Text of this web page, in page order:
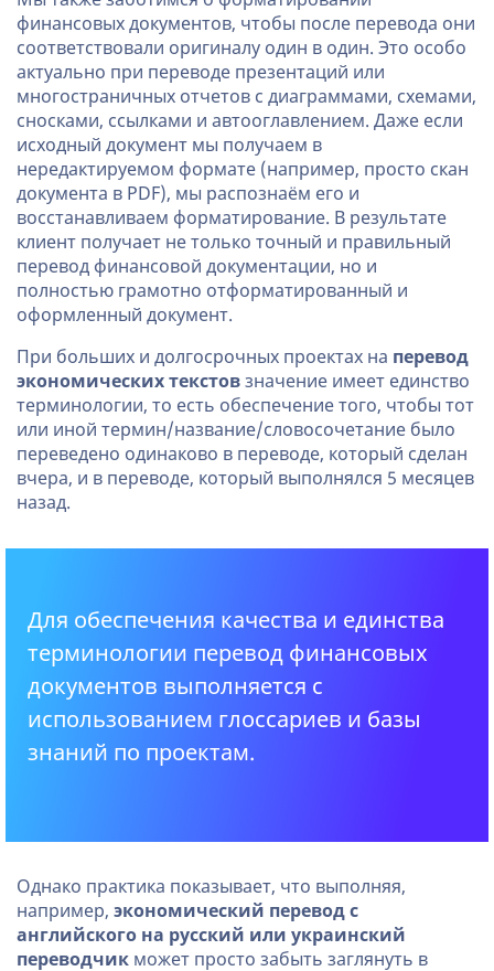
финансовых документов, чтобы после перевода они
соответствовали оригиналу один в один. Это особо
актуально при переводе презентаций или
многостраничных отчетов с диаграммами, схемами,
сносками, ссылками и автооглавлением. Даже если
исходный документ мы получаем в
нередактируемом формате (например, просто скан
документа в PDF), мы распознаём его и
восстанавливаем форматирование. В результате
клиент получает не только точный и правильный
перевод финансовой документации, но и
полностью грамотно отформатированный и
оформленный документ.
При больших и долгосрочных проектах на перевод
экономических текстов значение имеет единство
терминологии, то есть обеспечение того, чтобы тот
или иной термин/название/словосочетание было
переведено одинаково в переводе, который сделан
вчера, и в переводе, который выполнялся 5 месяцев
назад.
Для обеспечения качества и единства
терминологии перевод финансовых
документов выполняется с
использованием глоссариев и базы
знаний по проектам.
Однако практика показывает, что выполняя,
например, экономический перевод с
английского на русский или украинский
переводчик может просто забыть заглянуть в